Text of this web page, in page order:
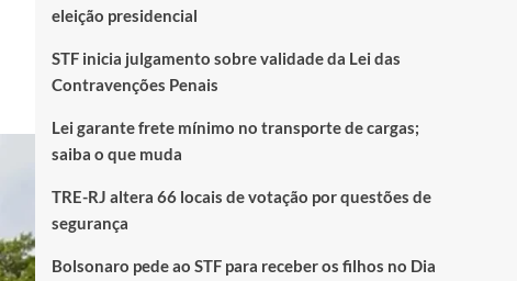
eleição presidencial
STF inicia julgamento sobre validade da Lei das
Contravenções Penais
Lei garante frete mínimo no transporte de cargas;
saiba o que muda
TRE-RJ altera 66 locais de votação por questões de
segurança
Bolsonaro pede ao STF para receber os filhos no Dia